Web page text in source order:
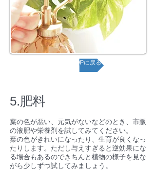
5.肥料
ページTOPに戻る
葉の色が悪い、元気がないなどのとき、市販
の液肥や栄養剤を試してみてください。
葉の色がきれいになったり、生育が良くなっ
たりします。ただし与えすぎると逆効果にな
る場合もあるのできちんと植物の様子を見な
がら少しずつ試してみましょう。